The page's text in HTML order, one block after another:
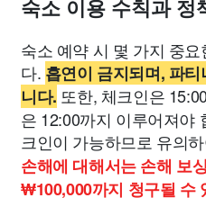
숙소 이용 수칙과 정
숙소 예약 시 몇 가지 중
다. 흡연이 금지되며, 파
니다. 또한, 체크인은
은 12:00까지 이루어져야
크인이 가능하므로 유의
손해에 대해서는 손해 보
₩100,000까지 청구될 수